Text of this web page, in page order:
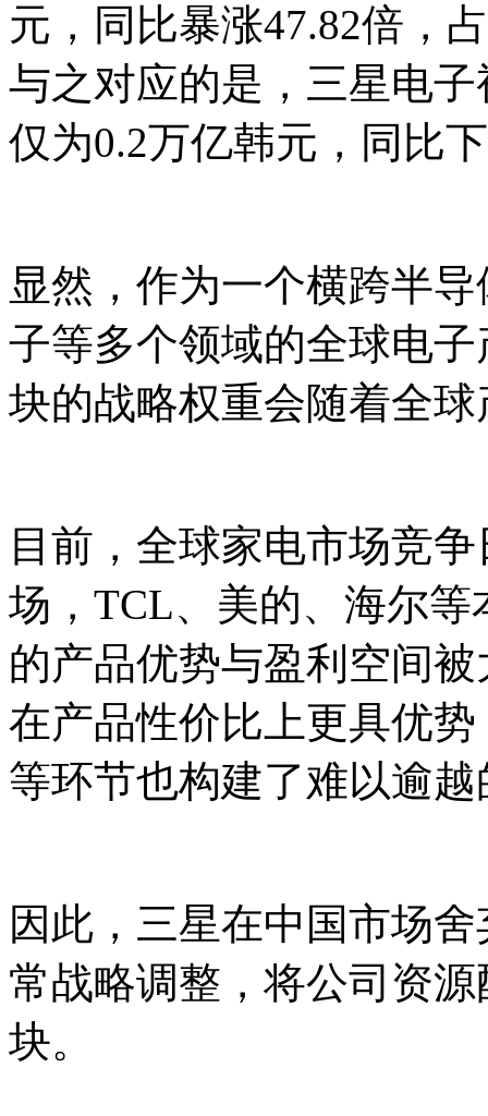
元，同比暴涨47.82倍，
与之对应的是，三星电
仅为0.2万亿韩元，同比
显然，作为一个横跨半
子等多个领域的全球电
块的战略权重会随着全
目前，全球家电市场竞
场，TCL、美的、海尔
的产品优势与盈利空间
在产品性价比上更具优
等环节也构建了难以逾
因此，三星在中国市场
常战略调整，将公司资
块。